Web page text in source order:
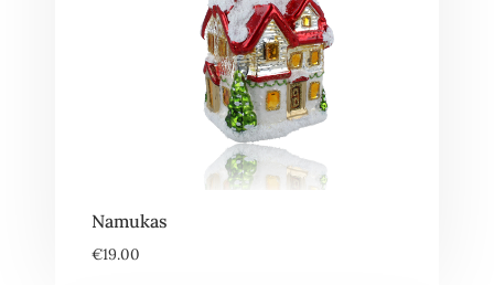
Namukas
€19.00